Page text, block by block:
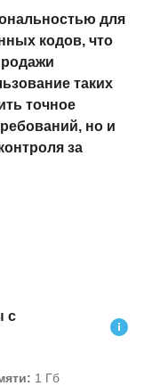
для
кодов, что
таких
точное
но и
за
с
: 1 Гб